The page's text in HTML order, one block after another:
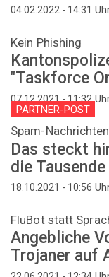
04.02.2022 - 14:31
Kein Phishing
"Taskforce
07.12.2021 - 11:32
PARTNER-POST
Spam-
Das steckt
die
18.10.2021 - 10:56
FluBot statt
Angebliche
Trojaner auf